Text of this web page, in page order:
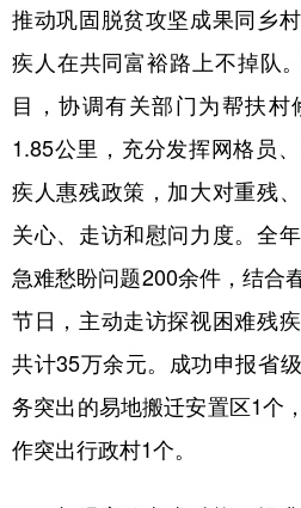
推动巩固脱贫攻坚成果同乡
疾人在共同富裕路上不掉队
目，协调有关部门为帮扶
1.85公里，充分发挥网格员
疾人惠残政策，加大对重残
关心、走访和慰问力度。全
急难愁盼问题200余件，结合
节日，主动走访探视困难残
共计35万余元。成功申报省
务突出的易地搬迁安置区1个
作突出行政村1个。